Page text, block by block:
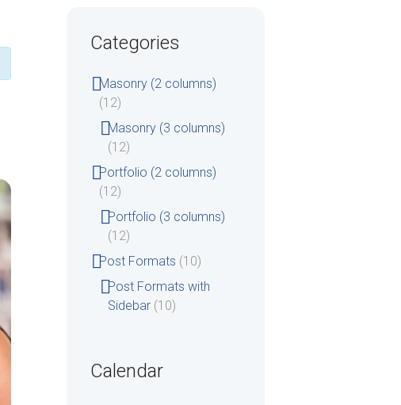
Categories
Masonry (2 columns)
(12)
Masonry (3 columns)
(12)
Portfolio (2 columns)
(12)
Portfolio (3 columns)
(12)
Post Formats (10)
Post Formats with
Sidebar (10)
Calendar